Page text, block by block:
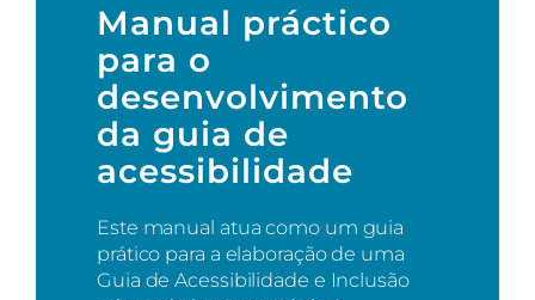
Manual práctico
para o
desenvolvimento
da guia de
acessibilidade
Este manual atua como um guia
prático para a elaboração de uma
Guia de Acessibilidade e Inclusão